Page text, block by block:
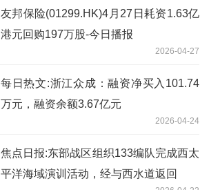
友邦保险(01299.HK)4月27日耗资1.63亿
港元回购197万股-今日播报
2026-04-27
每日热文:浙江众成：融资净买入101.74
万元，融资余额3.67亿元
2026-04-24
焦点日报:东部战区组织133编队完成西太
平洋海域演训活动，经与西水道返回